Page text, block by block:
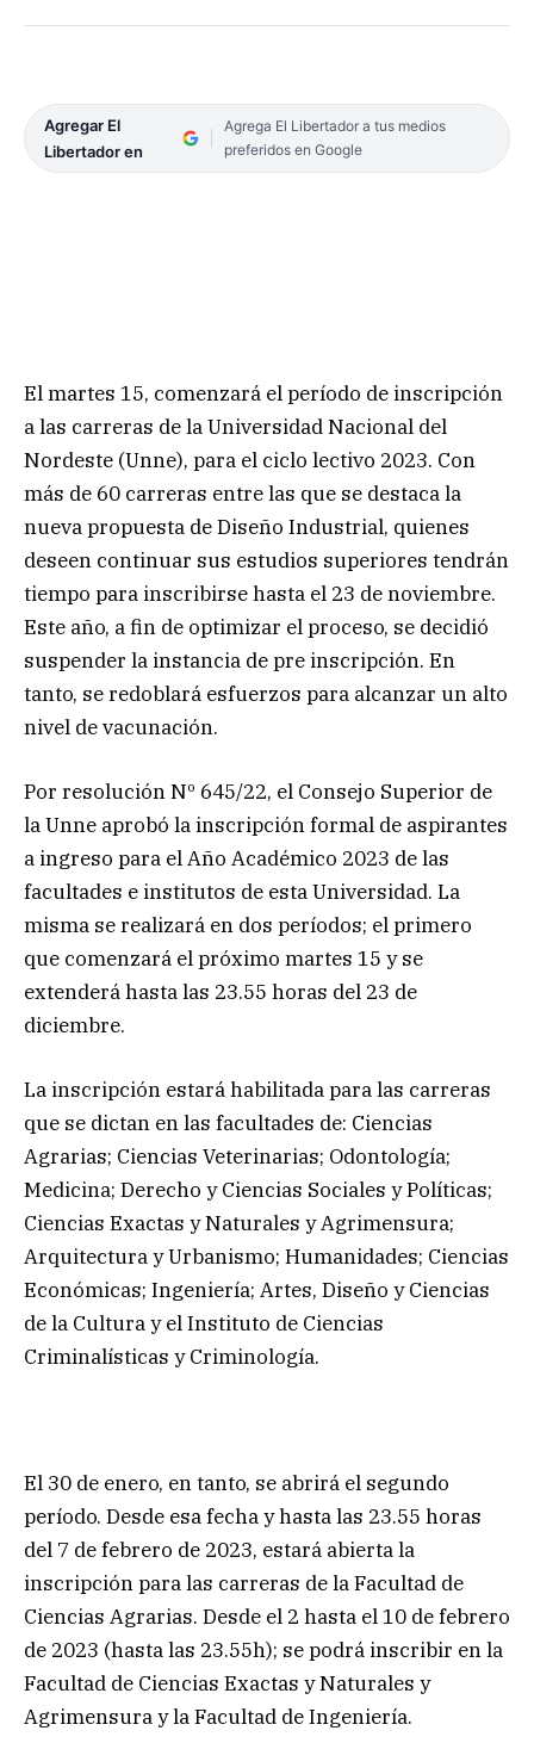
Agregar El
Libertador en
Agrega El Libertador a tus medios
preferidos en Google
El martes 15, comenzará el período de inscripción
a las carreras de la Universidad Nacional del
Nordeste (Unne), para el ciclo lectivo 2023. Con
más de 60 carreras entre las que se destaca la
nueva propuesta de Diseño Industrial, quienes
deseen continuar sus estudios superiores tendrán
tiempo para inscribirse hasta el 23 de noviembre.
Este año, a fin de optimizar el proceso, se decidió
suspender la instancia de pre inscripción. En
tanto, se redoblará esfuerzos para alcanzar un alto
nivel de vacunación.
Por resolución Nº 645/22, el Consejo Superior de
la Unne aprobó la inscripción formal de aspirantes
a ingreso para el Año Académico 2023 de las
facultades e institutos de esta Universidad. La
misma se realizará en dos períodos; el primero
que comenzará el próximo martes 15 y se
extenderá hasta las 23.55 horas del 23 de
diciembre.
La inscripción estará habilitada para las carreras
que se dictan en las facultades de: Ciencias
Agrarias; Ciencias Veterinarias; Odontología;
Medicina; Derecho y Ciencias Sociales y Políticas;
Ciencias Exactas y Naturales y Agrimensura;
Arquitectura y Urbanismo; Humanidades; Ciencias
Económicas; Ingeniería; Artes, Diseño y Ciencias
de la Cultura y el Instituto de Ciencias
Criminalísticas y Criminología.
El 30 de enero, en tanto, se abrirá el segundo
período. Desde esa fecha y hasta las 23.55 horas
del 7 de febrero de 2023, estará abierta la
inscripción para las carreras de la Facultad de
Ciencias Agrarias. Desde el 2 hasta el 10 de febrero
de 2023 (hasta las 23.55h); se podrá inscribir en la
Facultad de Ciencias Exactas y Naturales y
Agrimensura y la Facultad de Ingeniería.